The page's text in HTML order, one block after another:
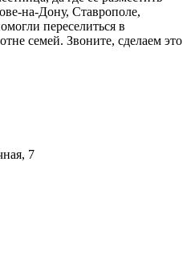
на-Дону, Ставрополе,
переселиться в
семей. Звоните, сделаем это
7